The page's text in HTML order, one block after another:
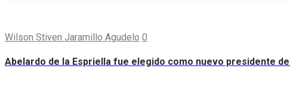
Wilson Stiven Jaramillo Agudelo 0
Abelardo de la Espriella fue elegido como nuevo presidente